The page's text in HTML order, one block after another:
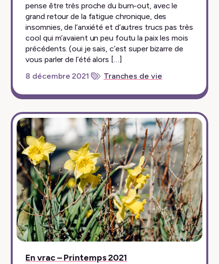
pense être très proche du burn-out, avec le
grand retour de la fatigue chronique, des
insomnies, de l’anxiété et d’autres trucs pas très
cool qui m’avaient un peu foutu la paix les mois
précédents. (oui je sais, c’est super bizarre de
vous parler de l’été alors […]
8 décembre 2021
Tranches de vie
En vrac – Printemps 2021